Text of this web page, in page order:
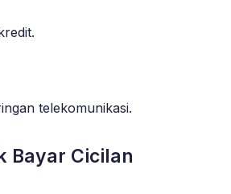
telekomunikasi.
Bayar Cicilan